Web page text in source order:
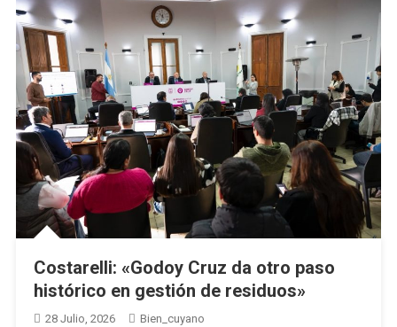
Costarelli: «Godoy Cruz da otro paso
histórico en gestión de residuos»
28 Julio, 2026 Bien_cuyano